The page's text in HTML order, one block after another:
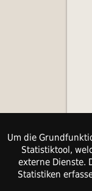
Um die
Statistiktool,
externe Dienste.
Statistiken